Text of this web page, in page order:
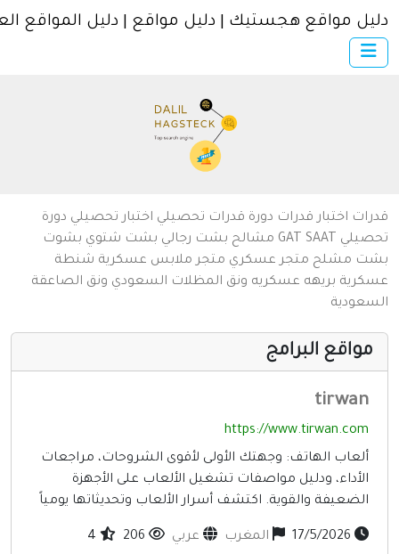
× الرئيسية
اتصل بنا
تسجيل
دخول
سياسة الخصوصية
شروط الاستخدام
كمبيوتر وبرامج
مواقع طبيه
منتديات
أخرى ومنوعه
مواقع هجستيك | دليل مواقع | دليل المواقع العربية
اختبار قدرات دورة قدرات تحصيلي اختبار تحصيلي دورة
SAAT
GAT مشالح بشت رجالي بشت شتوي بشوت
مشلح متجر عسكري متجر ملابس عسكرية شنطة
بريهه عسكريه ونق المظلات السعودي ونق الصاعقة
البرامج
tirwan
https://www.tirwan.com
ألعاب الهاتف: وجهتك الأولى لأقوى الشروحات، مراجعات
الأداء، ودليل مواصفات تشغيل الألعاب على الأجهزة
الضعيفة والقوية. اكتشف أسرار الألعاب وتحديثاتها يومياً
المغرب عربي 206
4